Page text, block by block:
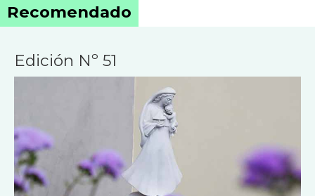
Recomendado
Edición Nº 51